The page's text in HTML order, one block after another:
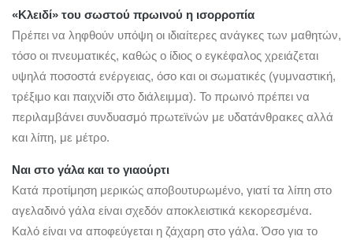
«Κλειδί» του σωστού πρωινού η ισορροπία
Πρέπει να ληφθούν υπόψη οι ιδιαίτερες ανάγκες των μαθητών,
τόσο οι πνευματικές, καθώς ο ίδιος ο εγκέφαλος χρειάζεται
υψηλά ποσοστά ενέργειας, όσο και οι σωματικές (γυμναστική,
τρέξιμο και παιχνίδι στο διάλειμμα). Το πρωινό πρέπει να
περιλαμβάνει συνδυασμό πρωτεϊνών με υδατάνθρακες αλλά
και λίπη, με μέτρο.
Ναι στο γάλα και το γιαούρτι
Κατά προτίμηση μερικώς αποβουτυρωμένο, γιατί τα λίπη στο
αγελαδινό γάλα είναι σχεδόν αποκλειστικά κεκορεσμένα.
Καλό είναι να αποφεύγεται η ζάχαρη στο γάλα. Όσο για το